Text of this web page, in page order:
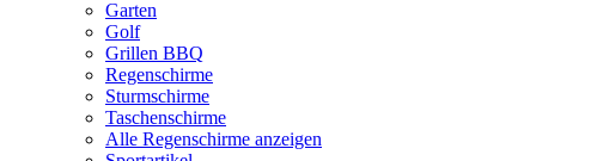
Garten
Golf
Grillen BBQ
Regenschirme
Sturmschirme
Taschenschirme
Alle Regenschirme anzeigen